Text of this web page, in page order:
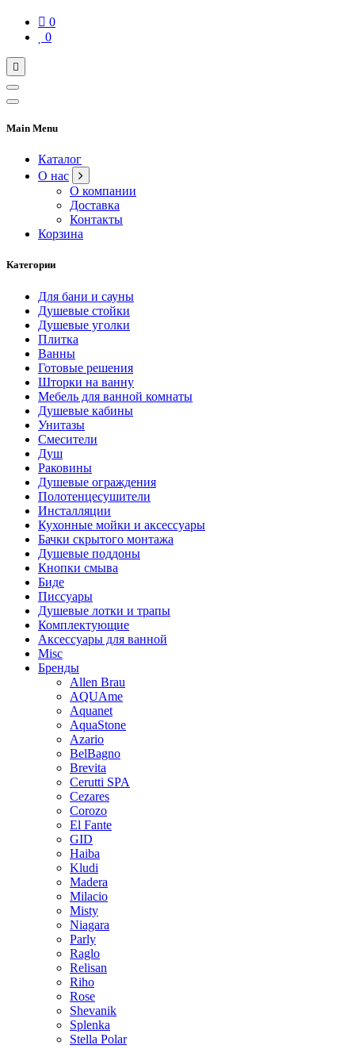
0
0
Main Menu
Каталог
О нас
О компании
Доставка
Контакты
Корзина
Категории
Для бани и сауны
Душевые стойки
Душевые уголки
Плитка
Ванны
Готовые решения
Шторки на ванну
Мебель для ванной комнаты
Душевые кабины
Унитазы
Смесители
Душ
Раковины
Душевые ограждения
Полотенцесушители
Инсталляции
Кухонные мойки и аксессуары
Бачки скрытого монтажа
Душевые поддоны
Кнопки смыва
Биде
Писсуары
Душевые лотки и трапы
Комплектующие
Аксессуары для ванной
Misc
Бренды
Allen Brau
AQUAme
Aquanet
AquaStone
Azario
BelBagno
Brevita
Cerutti SPA
Cezares
Corozo
El Fante
GID
Haiba
Kludi
Madera
Milacio
Misty
Niagara
Parly
Raglo
Relisan
Riho
Rose
Shevanik
Splenka
Stella Polar